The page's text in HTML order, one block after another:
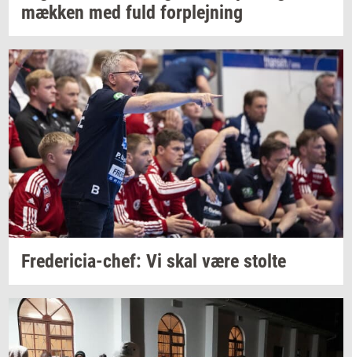
mæk­ken med fuld for­plej­ning
Fredericia-​chef: Vi skal være stol­te